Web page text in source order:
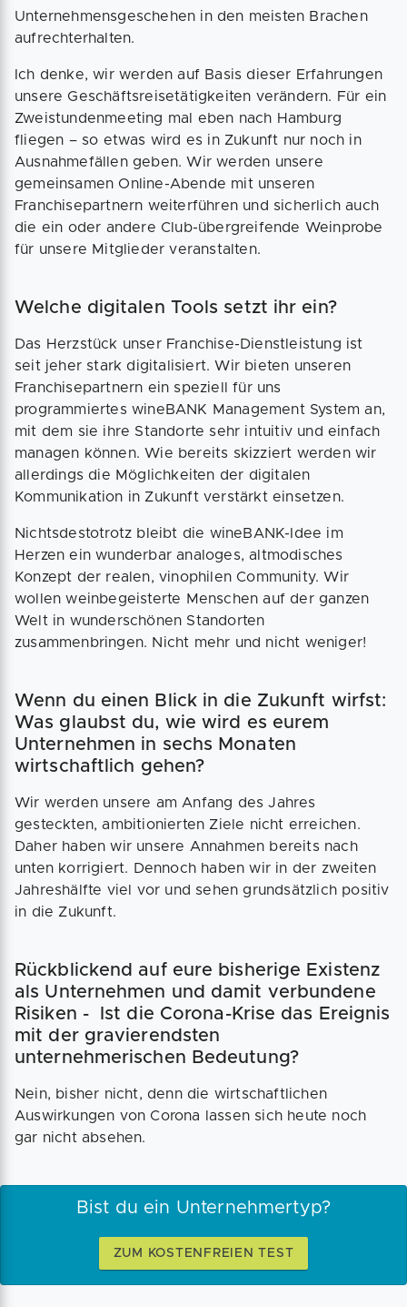
Unternehmensgeschehen in den meisten Brachen
aufrechterhalten.
Ich denke, wir werden auf Basis dieser Erfahrungen
unsere Geschäftsreisetätigkeiten verändern. Für ein
Zweistundenmeeting mal eben nach Hamburg
fliegen – so etwas wird es in Zukunft nur noch in
Ausnahmefällen geben. Wir werden unsere
gemeinsamen Online-Abende mit unseren
Franchisepartnern weiterführen und sicherlich auch
die ein oder andere Club-übergreifende Weinprobe
für unsere Mitglieder veranstalten.
Welche digitalen Tools setzt ihr ein?
Das Herzstück unser Franchise-Dienstleistung ist
seit jeher stark digitalisiert. Wir bieten unseren
Franchisepartnern ein speziell für uns
programmiertes wineBANK Management System an,
mit dem sie ihre Standorte sehr intuitiv und einfach
managen können. Wie bereits skizziert werden wir
allerdings die Möglichkeiten der digitalen
Kommunikation in Zukunft verstärkt einsetzen.
Nichtsdestotrotz bleibt die wineBANK-Idee im
Herzen ein wunderbar analoges, altmodisches
Konzept der realen, vinophilen Community. Wir
wollen weinbegeisterte Menschen auf der ganzen
Welt in wunderschönen Standorten
zusammenbringen. Nicht mehr und nicht weniger!
Wenn du einen Blick in die Zukunft wirfst:
Was glaubst du, wie wird es eurem
Unternehmen in sechs Monaten
wirtschaftlich gehen?
Wir werden unsere am Anfang des Jahres
gesteckten, ambitionierten Ziele nicht erreichen.
Daher haben wir unsere Annahmen bereits nach
unten korrigiert. Dennoch haben wir in der zweiten
Jahreshälfte viel vor und sehen grundsätzlich positiv
in die Zukunft.
Rückblickend auf eure bisherige Existenz
als Unternehmen und damit verbundene
Risiken - Ist die Corona-Krise das Ereignis
mit der gravierendsten
unternehmerischen Bedeutung?
Nein, bisher nicht, denn die wirtschaftlichen
Auswirkungen von Corona lassen sich heute noch
gar nicht absehen.
Bist du ein Unternehmertyp?
ZUM KOSTENFREIEN TEST